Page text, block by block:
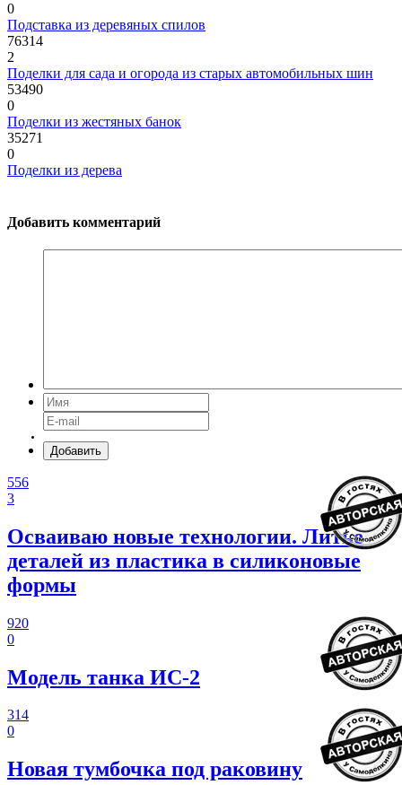
0
Подставка из деревяных спилов
76314
2
Поделки для сада и огорода из старых автомобильных шин
53490
0
Поделки из жестяных банок
35271
0
Поделки из дерева
Добавить комментарий
Добавить
556
3
Осваиваю новые технологии. Литье
деталей из пластика в силиконовые
формы
920
0
Модель танка ИС-2
314
0
Новая тумбочка под раковину